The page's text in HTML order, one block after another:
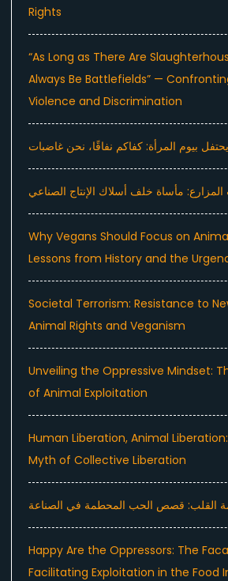
Rights
“As Long as There Are
Always Be Battlefields” —
Violence and Discrimination
بيوم المرأة: كفاكم نفاقًا، نحن غاضبات
المزارع: مأساة خلف أسلاك الإنتاج الصناعي
Why Vegans Should Focus on
Lessons from History and the
Societal Terrorism: Resistance to
Animal Rights and Veganism
Unveiling the Oppressive Mindset:
of Animal Exploitation
Human Liberation, Animal
Myth of Collective Liberation
القلب: قصص الحب المحطمة في الصناعة
Happy Are the Oppressors: The
Facilitating Exploitation in the Food